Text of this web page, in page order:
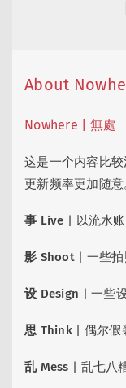
About
Nowhere | 無處
这是一个内容比较
更新频率更加随意
事 Live | 以流水
影 Shoot | 一些拍
设 Design | 一些
思 Think | 偶尔假
乱 Mess | 乱七八